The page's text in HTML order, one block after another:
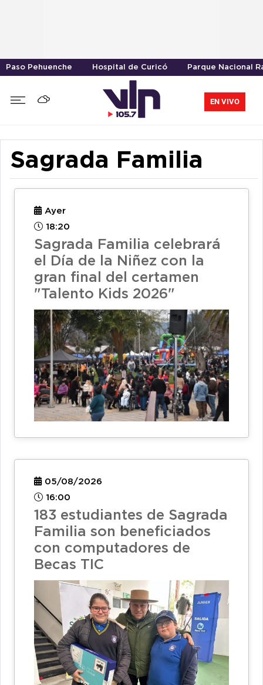
Paso Pehuenche Hospital de Curicó Parque Nacional
EN VIVO
Sagrada Familia
Ayer
18:20
Sagrada Familia celebrará
el Día de la Niñez con la
gran final del certamen
"Talento Kids 2026"
05/08/2026
16:00
183 estudiantes de Sagrada
Familia son beneficiados
con computadores de
Becas TIC